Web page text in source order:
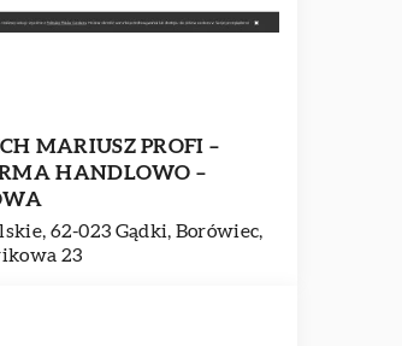
MARIUSZ PROFI –
HANDLOWO –
62-023 Gądki, Borówiec,
23